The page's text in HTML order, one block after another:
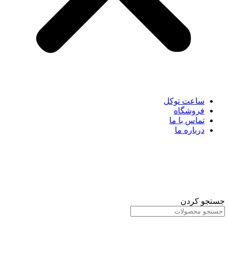
ساعت توکل
فروشگاه
تماس با ما
درباره ما
جستجو کردن